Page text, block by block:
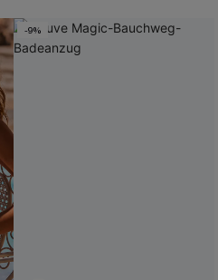
-9%